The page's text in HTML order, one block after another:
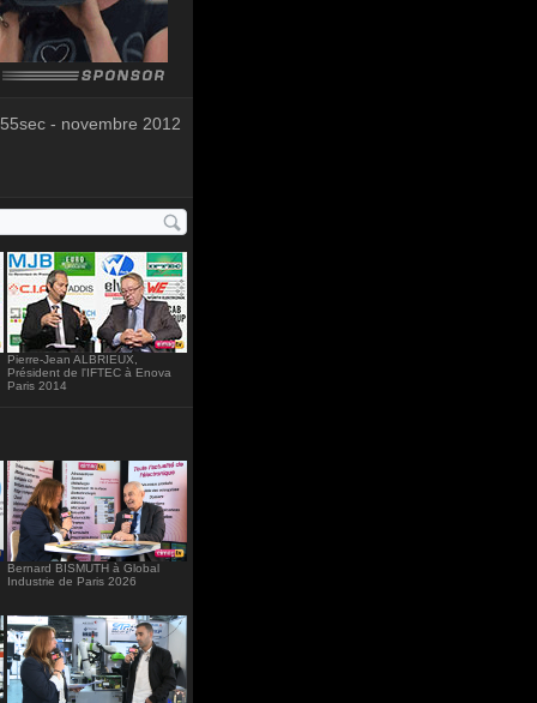
- novembre 2012
Pierre-Jean ALBRIEUX,
Président de l'IFTEC à Enova
Paris 2014
Bernard BISMUTH à Global
Industrie de Paris 2026